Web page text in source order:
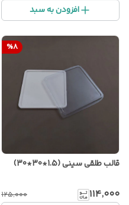
افزودن به سبد
%8
قالب طلقی سینی (1.5*30*30)
۱۱۴٬۰۰۰ ۱۲۵٬۰۰۰